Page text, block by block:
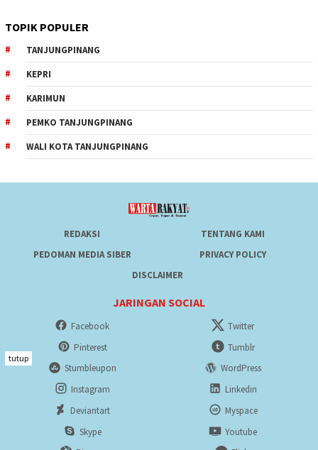
TOPIK POPULER
TANJUNGPINANG
KEPRI
KARIMUN
PEMKO TANJUNGPINANG
WALI KOTA TANJUNGPINANG
REDAKSI
TENTANG KAMI
PEDOMAN MEDIA SIBER
PRIVACY POLICY
DISCLAIMER
JARINGAN SOCIAL
Facebook
Twitter
Pinterest
Tumblr
Stumbleupon
WordPress
Instagram
Linkedin
Deviantart
Myspace
Skype
Youtube
tutup